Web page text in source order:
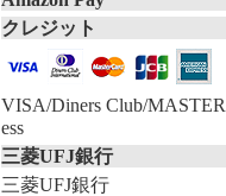
クレジット
VISA/Diners Club/
ess
三菱UFJ銀行
三菱UFJ銀行